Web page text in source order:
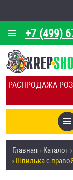
РАСПРОДАЖА
+7 (499)
О КОМПАНИИ
КАЛЬКУЛЯТОР
ОТЗЫВЫ
УСЛУГИ
СКИДКИ
Анкеры
Главная Каталог
Шпилька с